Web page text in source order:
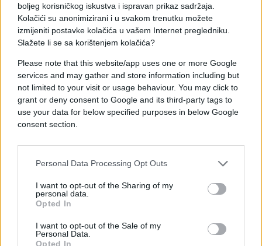
boljeg korisničkog iskustva i ispravan prikaz sadržaja.
Kolačići su anonimizirani i u svakom trenutku možete
izmijeniti postavke kolačića u vašem Internet pregledniku.
Slažete li se sa korištenjem kolačića?
Please note that this website/app uses one or more Google
services and may gather and store information including but
not limited to your visit or usage behaviour. You may click to
grant or deny consent to Google and its third-party tags to
use your data for below specified purposes in below Google
consent section.
Personal Data Processing Opt Outs
I want to opt-out of the Sharing of my
personal data.
Opted In
I want to opt-out of the Sale of my
Personal Data.
Opted In
-Želim bolje upoznati sve krajeve ove zemlje i
ostvariti neposredan kontakt sa dosiocima
odluka na različitim nivoima vlasti ali i sa
građanima - istakla je.
Također, ukazala je na značaj lokalnih zajednica jer,
kako je rekla, tamo se odvija stvarni život.
Poznato mi je da su mnoge općine vrlo dobri
primjeri privrednog napretka i stvarnog suživota
građana BiH, pripadnika različitih naroda i
situacija je od suštinske važnosti za ugodan život
građana i drago mi je da značajno prisustvo
austrijskih preduzeća širom BiH doprinosi tome
S druge strane, još jedan prioritet ambasadorice